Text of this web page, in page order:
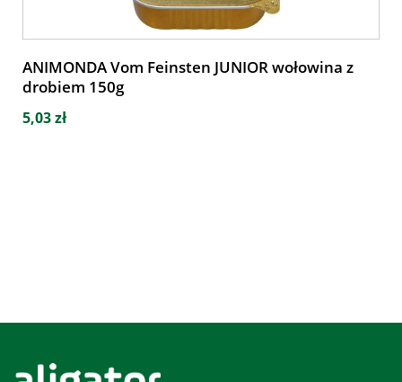
ANIMONDA Vom Feinsten JUNIOR wołowina z
drobiem 150g
5,03 zł